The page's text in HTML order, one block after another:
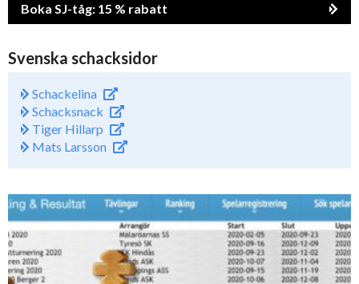
Boka SJ-tåg: 15 % rabatt
Svenska schacksidor
Schackelina
Schacksnack
Tiger Hillarp
Mats Larsson